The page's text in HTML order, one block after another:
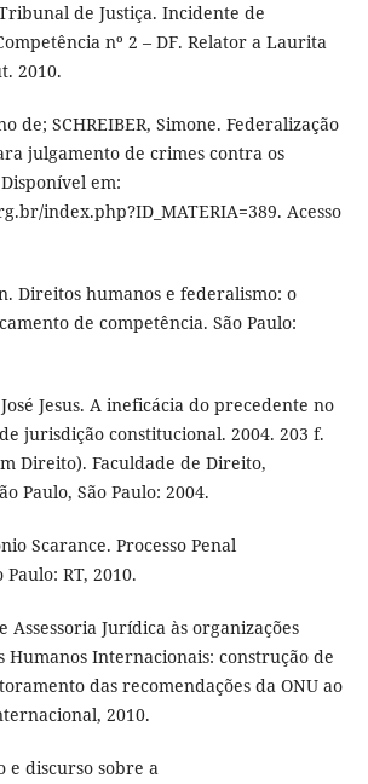
de Justiça. Incidente de
nº 2 – DF. Relator a Laurita
2010.
de; SCHREIBER, Simone. Federalização
julgamento de crimes contra os
em:
index.php?ID_MATERIA=389. Acesso
Direitos humanos e federalismo: o
de competência. São Paulo:
José Jesus. A ineficácia do precedente no
jurisdição constitucional. 2004. 203 f.
Direito). Faculdade de Direito,
Paulo, São Paulo: 2004.
Scarance. Processo Penal
RT, 2010.
Assessoria Jurídica às organizações
Humanos Internacionais: construção de
das recomendações da ONU ao
2010.
e discurso sobre a